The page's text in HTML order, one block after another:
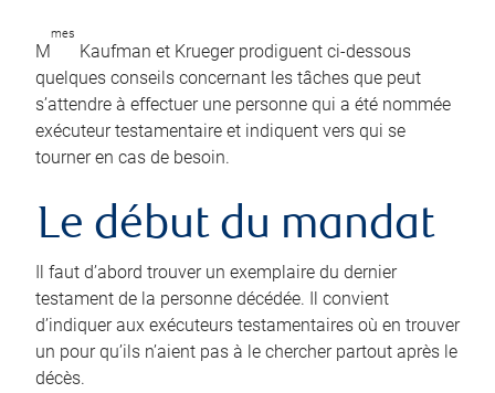
M
mes
Kaufman et Krueger prodiguent ci-dessous
quelques conseils concernant les tâches que peut
s’attendre à effectuer une personne qui a été nommée
exécuteur testamentaire et indiquent vers qui se
tourner en cas de besoin.
Le début du mandat
Il faut d’abord trouver un exemplaire du dernier
testament de la personne décédée. Il convient
d’indiquer aux exécuteurs testamentaires où en trouver
un pour qu’ils n’aient pas à le chercher partout après le
décès.